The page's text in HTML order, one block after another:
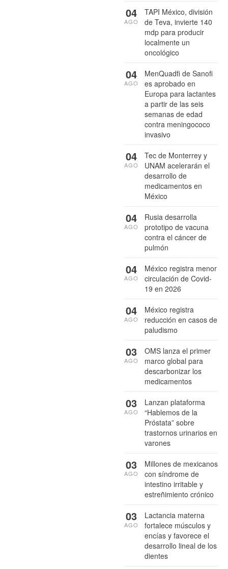
TAPI México, división
de Teva, invierte 140
mdp para producir
localmente un
oncológico
04
AGO
MenQuadfi de Sanofi
es aprobado en
Europa para lactantes
a partir de las seis
semanas de edad
contra meningococo
invasivo
04
AGO
Tec de Monterrey y
UNAM acelerarán el
desarrollo de
medicamentos en
México
04
AGO
Rusia desarrolla
prototipo de vacuna
contra el cáncer de
pulmón
04
AGO
México registra menor
circulación de Covid-
19 en 2026
04
AGO
México registra
reducción en casos de
paludismo
04
AGO
OMS lanza el primer
marco global para
descarbonizar los
medicamentos
03
AGO
Lanzan plataforma
“Hablemos de la
Próstata” sobre
trastornos urinarios en
varones
03
AGO
Millones de mexicanos
con síndrome de
intestino irritable y
estreñimiento crónico
03
AGO
Lactancia materna
fortalece músculos y
encías y favorece el
desarrollo lineal de los
dientes
03
AGO